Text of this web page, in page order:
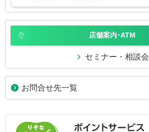
店舗案内･ATM
セミナー・相談会
お問合せ先一覧